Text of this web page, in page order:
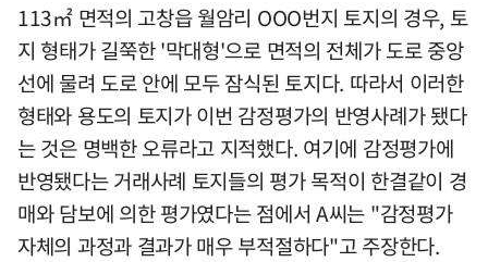
113㎡ 면적의 고창읍 월암리 OOO번지 토지의 경우, 토
지 형태가 길쭉한 '막대형'으로 면적의 전체가 도로 중앙
선에 물려 도로 안에 모두 잠식된 토지다. 따라서 이러한
형태와 용도의 토지가 이번 감정평가의 반영사례가 됐다
는 것은 명백한 오류라고 지적했다. 여기에 감정평가에
반영됐다는 거래사례 토지들의 평가 목적이 한결같이 경
매와 담보에 의한 평가였다는 점에서 A씨는 "감정평가
자체의 과정과 결과가 매우 부적절하다"고 주장한다.